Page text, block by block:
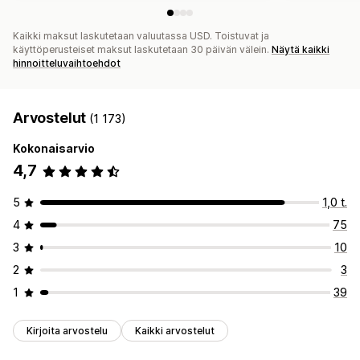
Kaikki maksut laskutetaan valuutassa USD. Toistuvat ja
käyttöperusteiset maksut laskutetaan 30 päivän välein. Näytä kaikki
hinnoitteluvaihtoehdot
Arvostelut (1 173)
Kokonaisarvio
4,7
5
1,0 t.
4
75
3
10
2
3
1
39
Kirjoita arvostelu Kaikki arvostelut